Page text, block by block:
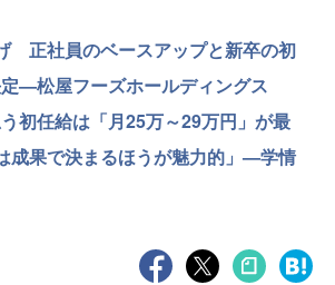
正社員のベースアップと新卒の初
—松屋フーズホールディングス
初任給は「月25万～29万円」が最
果で決まるほうが魅力的」—学情